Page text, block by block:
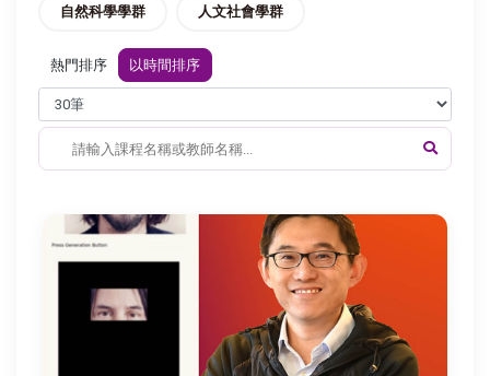
自然科學學群 人文社會學群
熱門排序 以時間排序